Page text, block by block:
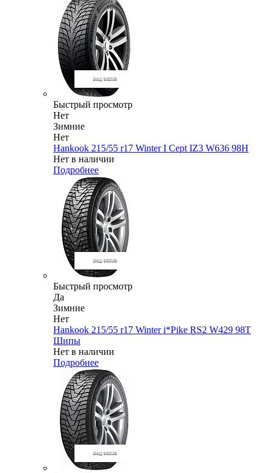
Быстрый просмотр
Нет
Зимние
Нет
Hankook 215/55 r17 Winter I Cept IZ3 W636 98H
Нет в наличии
Подробнее
Быстрый просмотр
Да
Зимние
Нет
Hankook 215/55 r17 Winter i*Pike RS2 W429 98T
Шипы
Нет в наличии
Подробнее